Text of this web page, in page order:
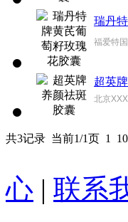
瑞丹
福爱特
超英
北京
共3记录 当前1/1页 1
心 | 联系